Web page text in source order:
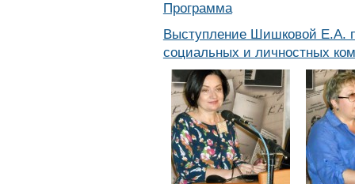
Программа
Выступление Шишковой Е.А.
социальных и личностных